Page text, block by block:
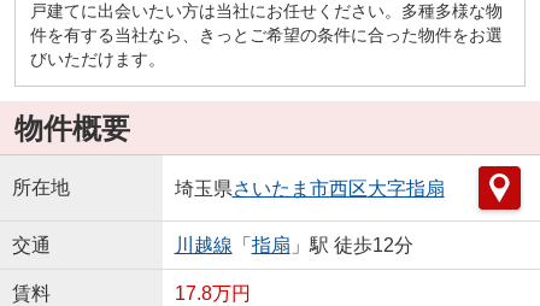
戸建てに出会いたい方は当社にお任せください。多種多様な物
件を有する当社なら、きっとご希望の条件に合った物件をお選
びいただけます。
物件概要
所在地 埼玉県さいたま市西区大字指扇
交通 川越線 「 指扇 」駅 徒歩12分
賃料 17.8万円